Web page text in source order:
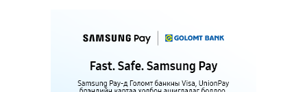
илрүүлэн шалгаж байна